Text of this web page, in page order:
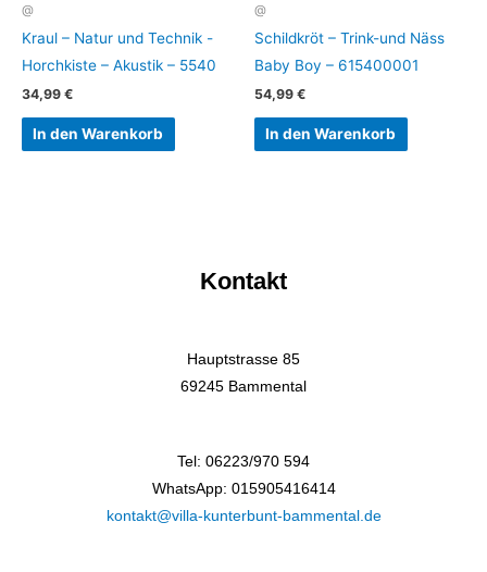
@
Kraul – Natur und Technik -
Horchkiste – Akustik – 5540
34,99 €
In den Warenkorb
@
Schildkröt – Trink-und Näss
Baby Boy – 615400001
54,99 €
In den Warenkorb
Kontakt
Hauptstrasse 85
69245 Bammental
Tel: 06223/970 594
WhatsApp: 015905416414
kontakt@villa-kunterbunt-bammental.de